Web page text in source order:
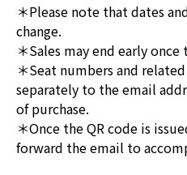
＊Please note that dates
change.
＊Sales may end early
＊Seat numbers and
separately to the email
of purchase.
＊Once the QR code is
forward the email to